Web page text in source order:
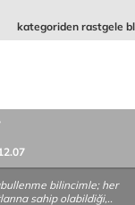
kategoriden rastgele
bilincimle; her
sahip olabildiği,..